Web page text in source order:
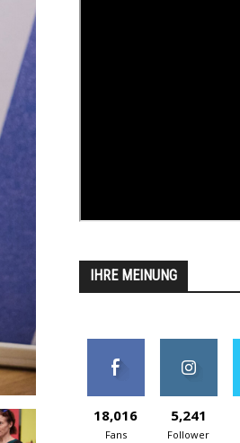
IHRE MEINUNG
18,016
Fans
5,241
Follower